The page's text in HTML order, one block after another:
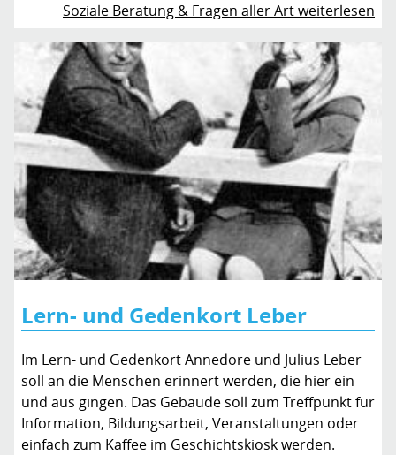
Soziale Beratung & Fragen aller Art weiterlesen
Lern- und Gedenkort Leber
Im Lern- und Gedenkort Annedore und Julius Leber
soll an die Menschen erinnert werden, die hier ein
und aus gingen. Das Gebäude soll zum Treffpunkt für
Information, Bildungsarbeit, Veranstaltungen oder
einfach zum Kaffee im Geschichtskiosk werden.